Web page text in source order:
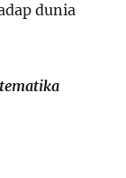
dunia